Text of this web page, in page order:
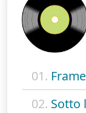
01.
02. Sotto